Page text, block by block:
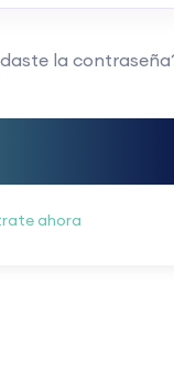
la
ahora